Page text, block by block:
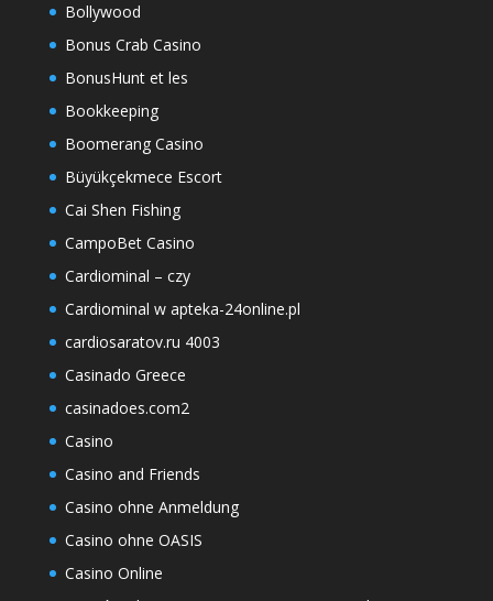
Bollywood
Bonus Crab Casino
BonusHunt et les
Bookkeeping
Boomerang Casino
Büyükçekmece Escort
Cai Shen Fishing
CampoBet Casino
Cardiominal – czy
Cardiominal w apteka-24online.pl
cardiosaratov.ru 4003
Casinado Greece
casinadoes.com2
Casino
Casino and Friends
Casino ohne Anmeldung
Casino ohne OASIS
Casino Online